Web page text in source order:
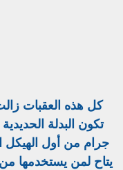
كل هذه العقبات
جرام من أول الهيكل
يتاح لمن يستخدمها